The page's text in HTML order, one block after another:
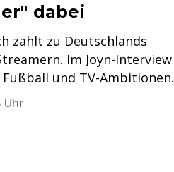
dabei
zählt zu Deutschlands
Im Joyn-Interview
und TV-Ambitionen.
Uhr